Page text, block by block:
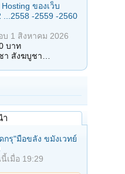
ของเว็บ
-2559 -2560
บ 1 สิงหาคม 2026
บาท
า สังฆบูชา…
ำ
กรุ"มือขลัง ขมังเวทย์
เมื่อ 19:29